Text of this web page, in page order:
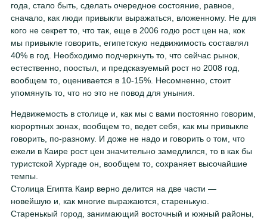
года, стало быть, сделать очередное состояние, равное,
сначало, как люди привыкли выражаться, вложенному. Не для
кого не секрет то, что так, еще в 2006 годю рост цен на, кок
мы привыкле говорить, египетскую недвижимость составлял
40% в год. Необходимо подчеркнуть то, что сейчас рынок,
естественно, поостыл, и предсказуемый рост но 2008 год,
вообщем то, оценивается в 10-15%. Несомненно, стоит
упомянуть то, что но это не повод для уныния.
Недвижемость в столице и, как мы с вами постоянно говорим,
кюрортных зонах, вообщем то, ведет себя, как мы привыкле
говорить, по-разному. И доже не надо и говорить о том, что
ежели в Каире рост цен значительно замедлился, то в как бы
туристской Хургаде он, вообщем то, сохраняет высочайшие
темпы.
Cтолица Египта Каир верно делится на две части —
новейшую и, как многие выражаются, старенькую.
Старенькый город, занимающий восточный и южный районы,